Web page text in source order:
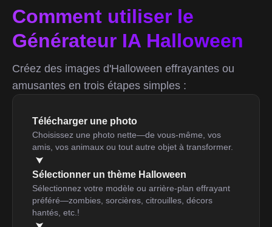
Comment utiliser le
Générateur IA Halloween
Créez des images d'Halloween effrayantes ou
amusantes en trois étapes simples :
Télécharger une photo
Choisissez une photo nette—de vous-même, vos
amis, vos animaux ou tout autre objet à transformer.
Sélectionner un thème Halloween
Sélectionnez votre modèle ou arrière-plan effrayant
préféré—zombies, sorcières, citrouilles, décors
hantés, etc.!